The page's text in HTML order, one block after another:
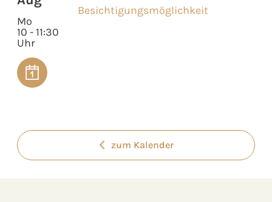
Mo
10 - 11:30
Uhr
Besichtigungsmöglichkeit
zum Kalender